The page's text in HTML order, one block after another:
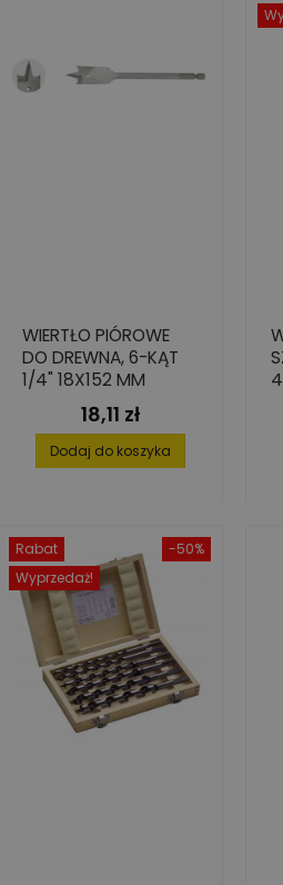
WIERTŁO PIÓROWE
DO DREWNA, 6-KĄT
1/4" 18X152 MM
Cena
18,11 zł
Dodaj do koszyka
-50%
Rabat
Wyprzedaż!